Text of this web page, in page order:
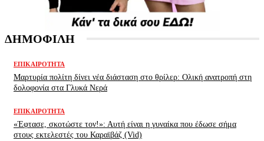
ΔΗΜΟΦΙΛΗ
ΕΠΙΚΑΙΡΌΤΗΤΑ
Μαρτυρία πολίτη δίνει νέα διάσταση στο θρίλερ: Ολική ανατροπή στη
δολοφονία στα Γλυκά Νερά
ΕΠΙΚΑΙΡΌΤΗΤΑ
«Έφτασε, σκοτώστε τον!»: Αυτή είναι η γυναίκα που έδωσε σήμα
στους εκτελεστές του Καραϊβάζ (Vid)